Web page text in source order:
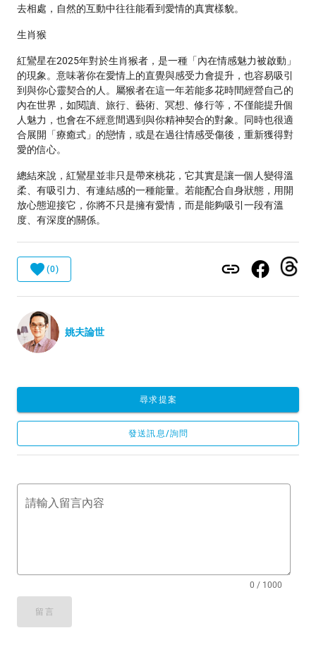
去相處，自然的互動中往往能看到愛情的真實樣貌。
生肖猴
紅鸞星在2025年對於生肖猴者，是一種「內在情感魅力被啟動」
的現象。意味著你在愛情上的直覺與感受力會提升，也容易吸引
到與你心靈契合的人。屬猴者在這一年若能多花時間經營自己的
內在世界，如閱讀、旅行、藝術、冥想、修行等，不僅能提升個
人魅力，也會在不經意間遇到與你精神契合的對象。同時也很適
合展開「療癒式」的戀情，或是在過往情感受傷後，重新獲得對
愛的信心。
總結來說，紅鸞星並非只是帶來桃花，它其實是讓一個人變得溫
柔、有吸引力、有連結感的一種能量。若能配合自身狀態，用開
放心態迎接它，你將不只是擁有愛情，而是能夠吸引一段有溫
度、有深度的關係。
(0)
姚夫論世
尋求提案
發送訊息/詢問
請輸入留言內容
0 / 1000
留言